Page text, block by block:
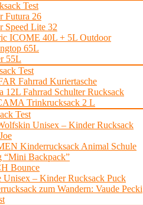
Test
Futura 26
Speed Lite 32
ICOME 40L + 5L Outdoor
65L
55L
Test
Fahrrad Kuriertasche
12L Fahrrad Schulter Rucksack
Trinkrucksack 2 L
Test
Unisex – Kinder Rucksack
Kinderrucksack Animal Schule
“Mini Backpack”
Bounce
Unisex – Kinder Rucksack Puck
zum Wandern: Vaude Pecki